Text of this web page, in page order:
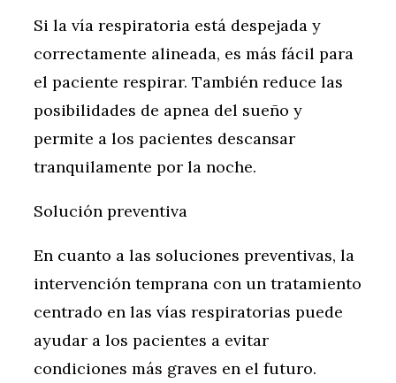
Si la vía respiratoria está despejada y
correctamente alineada, es más fácil para
el paciente respirar. También reduce las
posibilidades de apnea del sueño y
permite a los pacientes descansar
tranquilamente por la noche.
Solución preventiva
En cuanto a las soluciones preventivas, la
intervención temprana con un tratamiento
centrado en las vías respiratorias puede
ayudar a los pacientes a evitar
condiciones más graves en el futuro.